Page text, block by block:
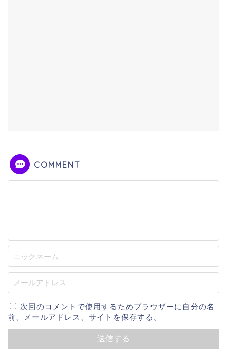
COMMENT
次回のコメントで使用するためブラウザーに自分の名
前、メールアドレス、サイトを保存する。